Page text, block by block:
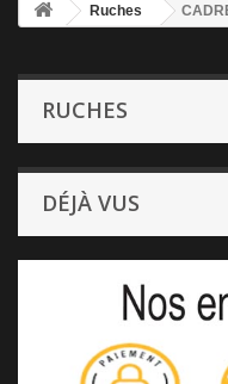
Ruches
RUCHES
DÉJÀ VUS